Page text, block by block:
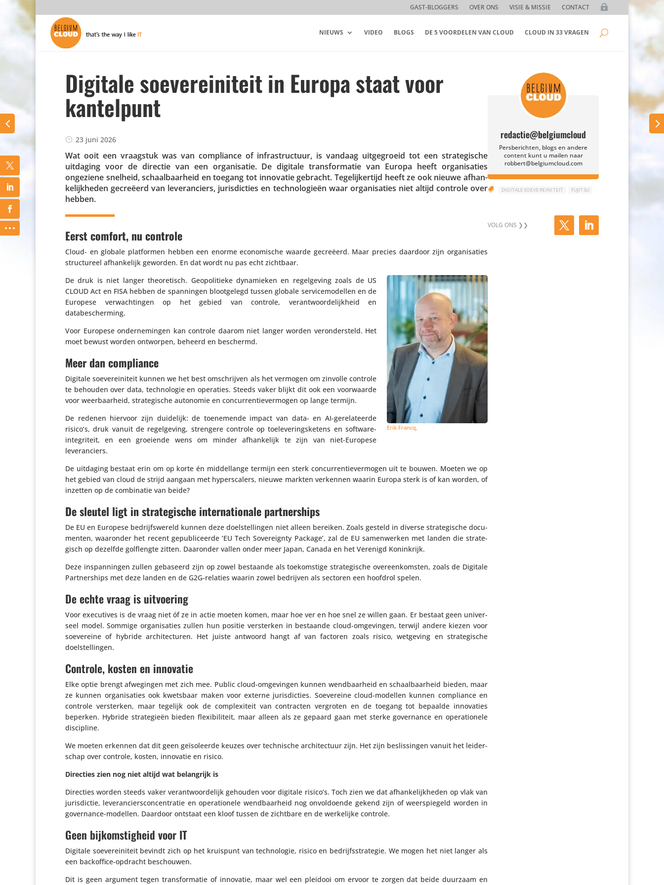
GAST-BLOGGERS OVER ONS VISIE & MISSIE CONTACT
NIEUWS VIDEO BLOGS DE 5 VOORDELEN VAN CLOUD CLOUD IN 33 VRAGEN
Digitale soevereiniteit in Europa staat voor
kantelpunt
23 juni 2026
Wat ooit een vraagstuk was van compli­ance of infra­struc­tuur, is vandaag uitge­groeid tot een stra­te­gi­sche
uitdaging voor de directie van een orga­ni­satie. De digitale trans­for­matie van Europa heeft orga­ni­sa­ties
ongeziene snelheid, schaal­baar­heid en toegang tot innovatie gebracht. Tege­lij­ker­tijd heeft ze ook nieuwe afhan­
ke­lijk­heden gecreëerd van leve­ran­ciers, juris­dic­ties en tech­no­lo­gieën waar orga­ni­sa­ties niet altijd controle over
hebben.
Eerst comfort, nu controle
Cloud- en globale plat­formen hebben een enorme econo­mi­sche waarde gecreëerd. Maar precies daardoor zijn orga­ni­sa­ties
struc­tu­reel afhan­ke­lijk geworden. En dat wordt nu pas echt zichtbaar.
Erik Francq,
De druk is niet langer theo­re­tisch. Geopo­li­tieke dyna­mieken en regel­ge­ving zoals de US
CLOUD Act en FISA hebben de span­ningen bloot­ge­legd tussen globale servi­ce­mo­dellen en de
Europese verwach­tingen op het gebied van controle, verant­woor­de­lijk­heid en
databescherming.
Voor Europese onder­ne­mingen kan controle daarom niet langer worden veron­der­steld. Het
moet bewust worden ontworpen, beheerd en beschermd.
Meer dan compliance
Digitale soeve­rei­ni­teit kunnen we het best omschrijven als het vermogen om zinvolle controle
te behouden over data, tech­no­logie en operaties. Steeds vaker blijkt dit ook een voor­waarde
voor weer­baar­heid, stra­te­gi­sche autonomie en concur­ren­tie­ver­mogen op lange termijn.
De redenen hiervoor zijn duidelijk: de toene­mende impact van data- en AI-gere­la­teerde
risico’s, druk vanuit de regel­ge­ving, strengere controle op toele­ve­rings­ke­tens en software-
inte­gri­teit, en een groeiende wens om minder afhan­ke­lijk te zijn van niet-Europese
leveranciers.
De uitdaging bestaat erin om op korte én middel­lange termijn een sterk concur­ren­tie­ver­mogen uit te bouwen. Moeten we op
het gebied van cloud de strijd aangaan met hypers­ca­lers, nieuwe markten verkennen waarin Europa sterk is of kan worden, of
inzetten op de combi­natie van beide?
De sleutel ligt in strategische internationale partnerships
De EU en Europese bedrijfs­we­reld kunnen deze doel­stel­lingen niet alleen bereiken. Zoals gesteld in diverse stra­te­gi­sche docu­
menten, waaronder het recent gepu­bli­ceerde ‘EU Tech Sove­reignty Package’, zal de EU samen­werken met landen die stra­te­
gisch op dezelfde golf­lengte zitten. Daaronder vallen onder meer Japan, Canada en het Verenigd Koninkrijk.
Deze inspan­ningen zullen gebaseerd zijn op zowel bestaande als toekom­stige stra­te­gi­sche over­een­kom­sten, zoals de Digitale
Part­ner­ships met deze landen en de G2G-relaties waarin zowel bedrijven als sectoren een hoofdrol spelen.
De echte vraag is uitvoering
Voor execu­tives is de vraag niet óf ze in actie moeten komen, maar hoe ver en hoe snel ze willen gaan. Er bestaat geen univer­
seel model. Sommige orga­ni­sa­ties zullen hun positie versterken in bestaande cloud-omge­vingen, terwijl andere kiezen voor
soeve­reine of hybride archi­tec­turen. Het juiste antwoord hangt af van factoren zoals risico, wetgeving en stra­te­gi­sche
doelstellingen.
Controle, kosten en innovatie
Elke optie brengt afwe­gingen met zich mee. Public cloud-omge­vingen kunnen wend­baar­heid en schaal­baar­heid bieden, maar
ze kunnen orga­ni­sa­ties ook kwetsbaar maken voor externe juris­dic­ties. Soeve­reine cloud-modellen kunnen compli­ance en
controle versterken, maar tegelijk ook de complexi­teit van contracten vergroten en de toegang tot bepaalde inno­va­ties
beperken. Hybride stra­te­gieën bieden flexi­bi­li­teit, maar alleen als ze gepaard gaan met sterke gover­nance en opera­ti­o­nele
discipline.
We moeten erkennen dat dit geen geïso­leerde keuzes over tech­ni­sche archi­tec­tuur zijn. Het zijn beslis­singen vanuit het leider­
schap over controle, kosten, innovatie en risico.
Directies zien nog niet altijd wat belang­rijk is
Directies worden steeds vaker verant­woor­de­lijk gehouden voor digitale risico’s. Toch zien we dat afhan­ke­lijk­heden op vlak van
juris­dictie, leve­ran­ciers­con­cen­tratie en opera­ti­o­nele wend­baar­heid nog onvol­doende gekend zijn of weer­spie­geld worden in
gover­nance-modellen. Daardoor ontstaat een kloof tussen de zichtbare en de werke­lijke controle.
Geen bijkomstigheid voor IT
Digitale soeve­rei­ni­teit bevindt zich op het kruispunt van tech­no­logie, risico en bedrijfs­stra­tegie. We mogen het niet langer als
een back­of­fice-opdracht beschouwen.
Dit is geen argument tegen trans­for­matie of innovatie, maar wel een pleidooi om ervoor te zorgen dat beide duurzaam en
redactie@belgiumcloud
Persberichten, blogs en andere
content kunt u mailen naar
robbert@belgiumcloud.com
 DIGITALESOEVEREINITEIT FUJITSU